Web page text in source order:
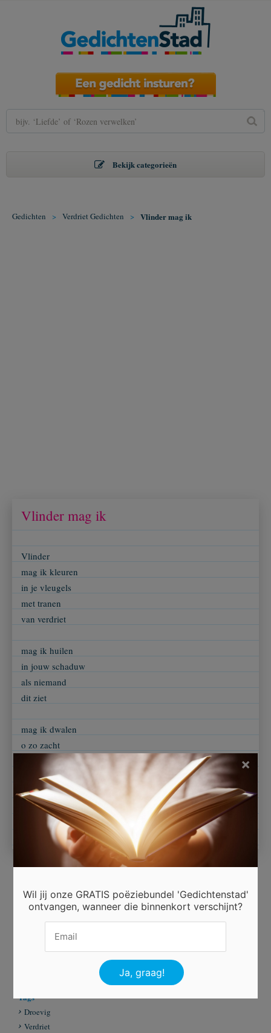
Bekijk categorieën
Gedichten > Verdriet Gedichten > Vlinder mag ik
Vlinder mag ik
Vlinder
mag ik kleuren
in je vleugels
met tranen
van verdriet
mag ik huilen
in jouw schaduw
als niemand
dit ziet
mag ik dwalen
o zo zacht
in de donkere
koude nacht
C Van Hees Annie
Ingezonden door
Van Hees Annie Belgie
Beoordeel dit gedicht
Tags
Droevig
Verdriet
Wil jij onze GRATIS poëziebundel 'Gedichtenstad'
ontvangen, wanneer die binnenkort verschijnt?
×